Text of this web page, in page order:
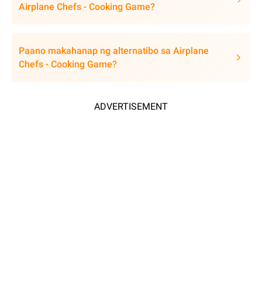
Airplane Chefs - Cooking Game?
Paano makahanap ng alternatibo sa Airplane
Chefs - Cooking Game?
ADVERTISEMENT